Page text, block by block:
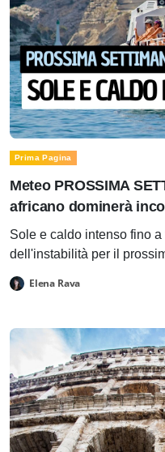
Prima Pagina
Meteo PROSSIMA
africano dominerà
Sole e caldo intenso fino
dell'instabilità per il
Elena Rava